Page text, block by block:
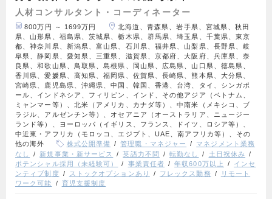
人材コンサルタント・コーディネーター
800万円 ～ 1699万円
北海道、青森県、岩手県、宮城県、秋田
県、山形県、福島県、茨城県、栃木県、群馬県、埼玉県、千葉県、東京
都、神奈川県、新潟県、富山県、石川県、福井県、山梨県、長野県、岐
阜県、静岡県、愛知県、三重県、滋賀県、京都府、大阪府、兵庫県、奈
良県、和歌山県、鳥取県、島根県、岡山県、広島県、山口県、徳島県、
香川県、愛媛県、高知県、福岡県、佐賀県、長崎県、熊本県、大分県、
宮崎県、鹿児島県、沖縄県、中国、韓国、香港、台湾、タイ、シンガポ
ール、インドネシア、フィリピン、インド、その他アジア（ベトナム、
ミャンマー等）、北米（アメリカ、カナダ等）、中南米（メキシコ、ブ
ラジル、アルゼンチン等）、オセアニア（オーストラリア、ニュージー
ランド等）、ヨーロッパ（イギリス、フランス、ドイツ、ロシア等）、
中近東・アフリカ（モロッコ、エジプト、UAE、南アフリカ等）、その
他の海外
株式公開準備 管理職・マネジャー
マネジメント業務
なし
新規事業・新サービス 英語力不問 転勤なし
土日祝休み
ポテンシャル採用（未経験可）
事業責任者 年収600万以上
インセ
ンティブ制度
ストックオプションあり フレックス勤務
リモート
ワーク可能
育児支援制度